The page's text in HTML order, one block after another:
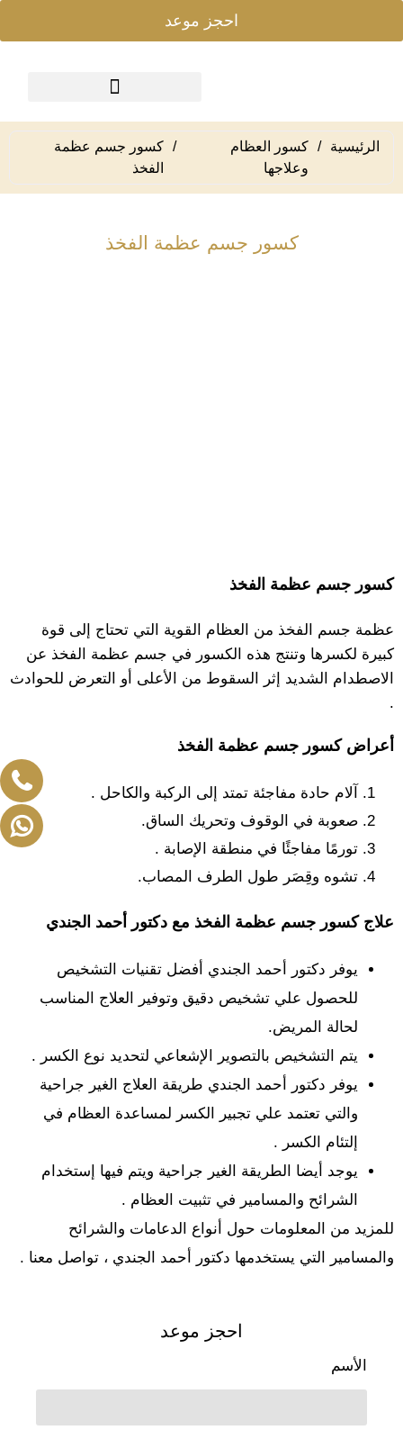
احجز موعد
الرئيسية / كسور العظام
وعلاجها
/
كسور جسم عظمة
الفخذ
كسور جسم عظمة الفخذ
كسور جسم عظمة الفخذ
عظمة جسم الفخذ من العظام القوية التي تحتاج إلى قوة
كبيرة لكسرها وتنتج هذه الكسور في جسم عظمة الفخذ عن
الاصطدام الشديد إثر السقوط من الأعلى أو التعرض للحوادث
.
أعراض كسور جسم عظمة الفخذ
آلام حادة مفاجئة تمتد إلى الركبة والكاحل .
صعوبة في الوقوف وتحريك الساق.
تورمًا مفاجئًا في منطقة الإصابة .
تشوه وقِصَر طول الطرف المصاب.
علاج كسور جسم عظمة الفخذ مع دكتور أحمد الجندي
يوفر دكتور أحمد الجندي أفضل تقنيات التشخيص
للحصول علي تشخيص دقيق وتوفير العلاج المناسب
لحالة المريض.
يتم التشخيص بالتصوير الإشعاعي لتحديد نوع الكسر .
يوفر دكتور أحمد الجندي طريقة العلاج الغير جراحية
والتي تعتمد علي تجبير الكسر لمساعدة العظام في
إلتئام الكسر .
يوجد أيضا الطريقة الغير جراحية ويتم فيها إستخدام
الشرائح والمسامير في تثبيت العظام .
للمزيد من المعلومات حول أنواع الدعامات والشرائح
والمسامير التي يستخدمها دكتور أحمد الجندي ، تواصل معنا .
احجز موعد
الأسم